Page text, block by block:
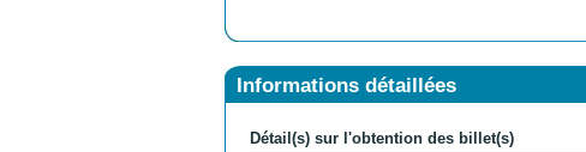
Informations détaillées
Détail(s) sur l'obtention des billet(s)